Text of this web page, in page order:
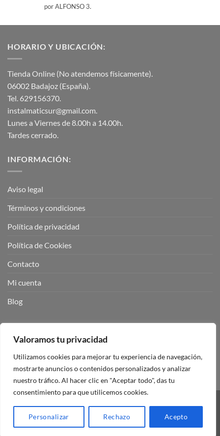
Valoramos tu privacidad
Utilizamos cookies para mejorar tu experiencia de navegación,
mostrarte anuncios o contenidos personalizados y analizar
nuestro tráfico. Al hacer clic en "Aceptar todo", das tu
consentimiento para que utilicemos cookies.
Personalizar Rechazo Acepto
Valorado
con
por ALFONSO 3.
HORARIO Y UBICACIÓN:
Tienda Online (No atendemos físicamente).
06002 Badajoz (España).
Tel. 629156370.
instalmaticsur@gmail.com.
Lunes a Viernes de 8.00h a 14.00h.
Tardes cerrado.
INFORMACIÓN:
Aviso legal
Términos y condiciones
Política de privacidad
Política de Cookies
Contacto
Mi cuenta
Blog
Visa PayPal Stripe MasterCard
Copyright 2026 ©Mando Garaje Universal Tienda Online España.